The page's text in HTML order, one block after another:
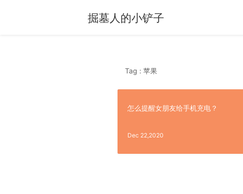
掘墓人的小铲子
Tag : 苹果
怎么提醒女朋友给手机充电？
Dec 22,2020